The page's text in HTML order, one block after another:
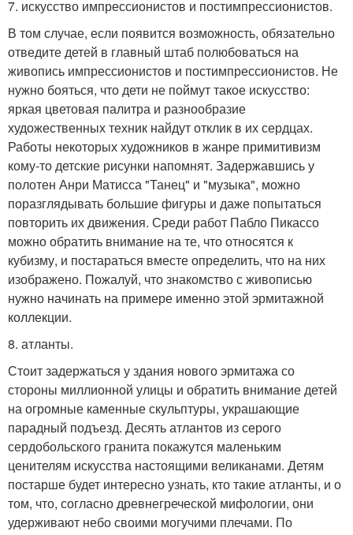
7. искусство импрессионистов и постимпрессионистов.
В том случае, если появится возможность, обязательно
отведите детей в главный штаб полюбоваться на
живопись импрессионистов и постимпрессионистов. Не
нужно бояться, что дети не поймут такое искусство:
яркая цветовая палитра и разнообразие
художественных техник найдут отклик в их сердцах.
Работы некоторых художников в жанре примитивизм
кому-то детские рисунки напомнят. Задержавшись у
полотен Анри Матисса "Танец" и "музыка", можно
поразглядывать большие фигуры и даже попытаться
повторить их движения. Среди работ Пабло Пикассо
можно обратить внимание на те, что относятся к
кубизму, и постараться вместе определить, что на них
изображено. Пожалуй, что знакомство с живописью
нужно начинать на примере именно этой эрмитажной
коллекции.
8. атланты.
Стоит задержаться у здания нового эрмитажа со
стороны миллионной улицы и обратить внимание детей
на огромные каменные скульптуры, украшающие
парадный подъезд. Десять атлантов из серого
сердобольского гранита покажутся маленьким
ценителям искусства настоящими великанами. Детям
постарше будет интересно узнать, кто такие атланты, и о
том, что, согласно древнегреческой мифологии, они
удерживают небо своими могучими плечами. По